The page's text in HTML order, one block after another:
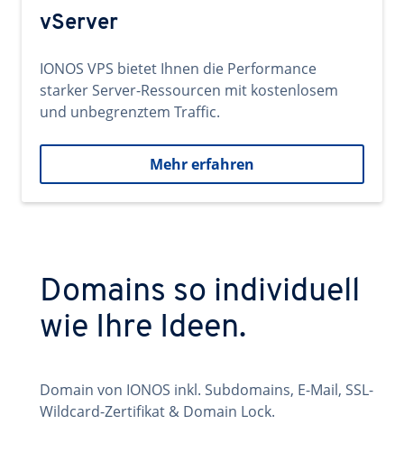
vServer
IONOS VPS bietet Ihnen die Performance
starker Server-Ressourcen mit kostenlosem
und unbegrenztem Traffic.
Mehr erfahren
Domains so individuell
wie Ihre Ideen.
Domain von IONOS inkl. Subdomains, E-Mail, SSL-
Wildcard-Zertifikat & Domain Lock.